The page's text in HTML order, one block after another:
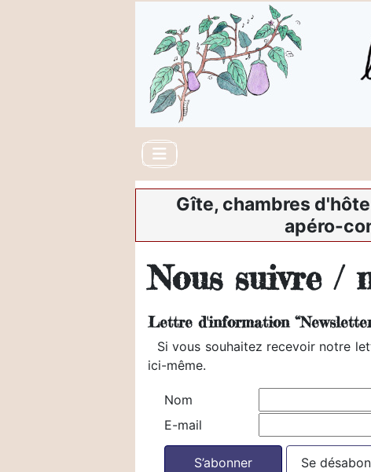
Gîte, chambres
apéro-
Nous suivre /
Lettre d'information
Si vous souhaitez recevoir notre
ici-même.
Nom
E-mail
S’abonner Se